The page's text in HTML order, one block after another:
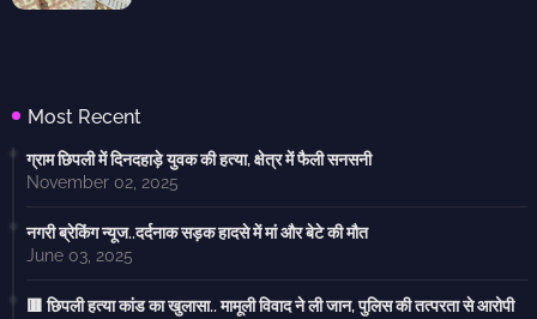
Most Recent
ग्राम छिपली में दिनदहाड़े युवक की हत्या, क्षेत्र में फैली सनसनी
November 02, 2025
नगरी ब्रेकिंग न्यूज..दर्दनाक सड़क हादसे में मां और बेटे की मौत
June 03, 2025
🟥 छिपली हत्या कांड का खुलासा.. मामूली विवाद ने ली जान, पुलिस की तत्परता से आरोपी